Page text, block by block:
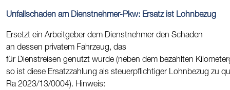
Unfallschaden am Dienstnehmer-Pkw: Ersatz ist Lohnbezug
Ersetzt ein Arbeitgeber dem Dienstnehmer den Schaden
an dessen privatem Fahrzeug, das
für Dienstreisen genutzt wurde (neben dem bezahlten
so ist diese Ersatzzahlung als steuerpflichtiger Lohnbezug zu
Ra 2023/13/0004). Hinweis: